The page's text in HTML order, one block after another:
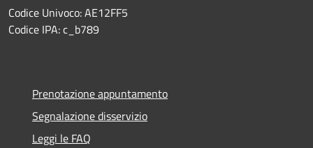
Codice Univoco: AE12FF5
Codice IPA: c_b789
Prenotazione appuntamento
Segnalazione disservizio
Leggi le FAQ